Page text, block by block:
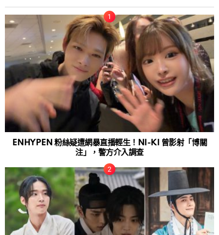
ENHYPEN 粉絲疑遭網暴直播輕生！NI-KI 曾影射「博關
注」，警方介入調查